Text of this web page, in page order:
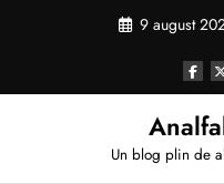
9 august
Un blog plin de